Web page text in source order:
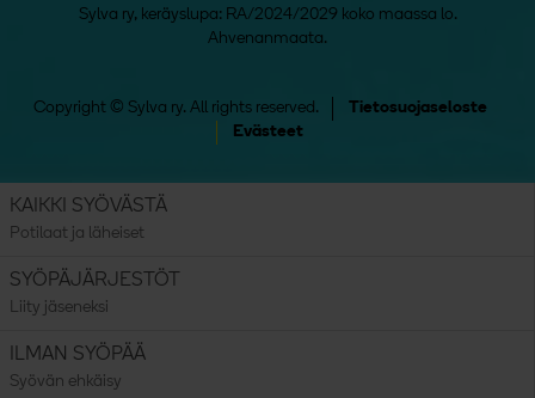
Sylva ry, keräyslupa: RA/2024/2029 koko maassa lo.
Ahvenanmaata.
Copyright © Sylva ry. All rights reserved.
Tietosuojaseloste
Evästeet
KAIKKI SYÖVÄSTÄ
Potilaat ja läheiset
SYÖPÄJÄRJESTÖT
Liity jäseneksi
ILMAN SYÖPÄÄ
Syövän ehkäisy